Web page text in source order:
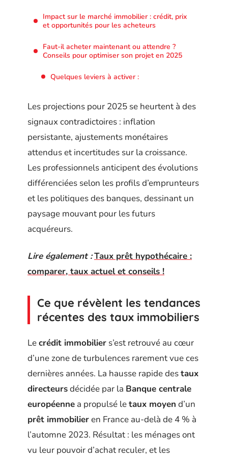
Impact sur le marché immobilier : crédit, prix
et opportunités pour les acheteurs
Faut-il acheter maintenant ou attendre ?
Conseils pour optimiser son projet en 2025
Quelques leviers à activer :
Les projections pour 2025 se heurtent à des
signaux contradictoires : inflation
persistante, ajustements monétaires
attendus et incertitudes sur la croissance.
Les professionnels anticipent des évolutions
différenciées selon les profils d’emprunteurs
et les politiques des banques, dessinant un
paysage mouvant pour les futurs
acquéreurs.
Lire également :Taux prêt hypothécaire :
comparer, taux actuel et conseils !
Ce que révèlent les tendances
récentes des taux immobiliers
Lecrédit immobilier s’est retrouvé au cœur
d’une zone de turbulences rarement vue ces
dernières années. La hausse rapide destaux
directeursdécidée par la Banque centrale
européenne a propulsé letaux moyen d’un
prêt immobilieren France au-delà de 4 % à
l’automne 2023. Résultat : les ménages ont
vu leur pouvoir d’achat reculer, et les